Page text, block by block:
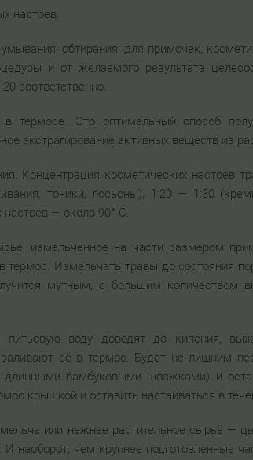
настоев.
обтирания, для примочек,
и от желаемого результата
соответственно.
термосе. Это оптимальный способ
экстрагирование активных веществ из
Концентрация косметических настоев
тоники, лосьоны), 1:20 — 1:30
— около 90° С.
измельчённое на части размером
Измельчать травы до состояния
мутным, с большим количеством
питьевую воду доводят до кипения,
её в термос. Будет не лишним
длинными бамбуковыми шпажками) и
крышкой и оставить настаиваться в
или нежнее растительное сырьё —
наоборот, чем крупнее подготовленные